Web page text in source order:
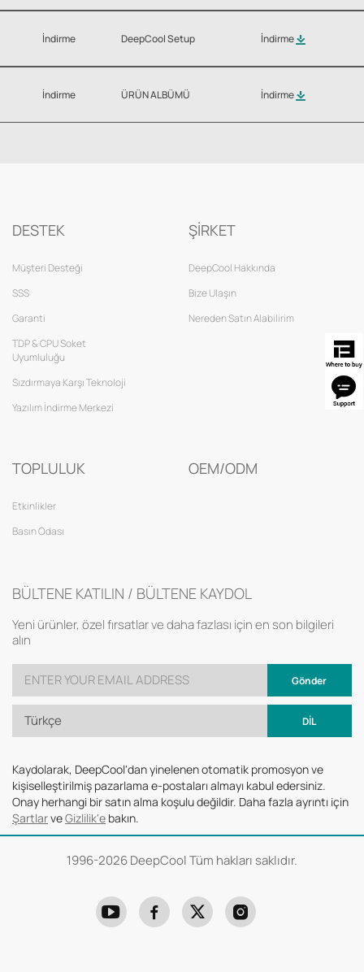
İndirme DeepCool Setup İndirme
İndirme ÜRÜN ALBÜMÜ İndirme
DESTEK
Müşteri Desteği
SSS
Garanti
TDP & CPU Soket
Uyumluluğu
Sızdırmaya Karşı Teknoloji
Yazılım İndirme Merkezi
ŞİRKET
DeepCool Hakkında
Bize Ulaşın
Nereden Satın Alabilirim
TOPLULUK
Etkinlikler
Basın Odası
OEM/ODM
BÜLTENE KATILIN / BÜLTENE KAYDOL
Yeni ürünler, özel fırsatlar ve daha fazlası için en son bilgileri
alın
Gönder
Türkçe DİL
Kaydolarak, DeepCool'dan yinelenen otomatik promosyon ve
kişiselleştirilmiş pazarlama e-postaları almayı kabul edersiniz.
Onay herhangi bir satın alma koşulu değildir. Daha fazla ayrıntı için
ŞartlarveGizlilik'e bakın.
1996-2026 DeepCool Tüm hakları saklıdır.